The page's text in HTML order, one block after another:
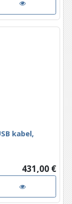
kabel,
431,00 €